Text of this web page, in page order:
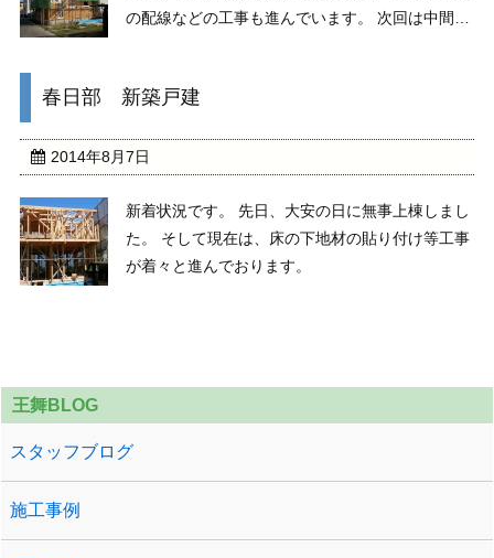
の配線などの工事も進んでいます。 次回は中間検
春日部 新築戸建
2014年8月7日
新着状況です。 先日、大安の日に無事上棟しまし
た。 そして現在は、床の下地材の貼り付け等工事
が着々と進んでおります。
王舞BLOG
スタッフブログ
施工事例